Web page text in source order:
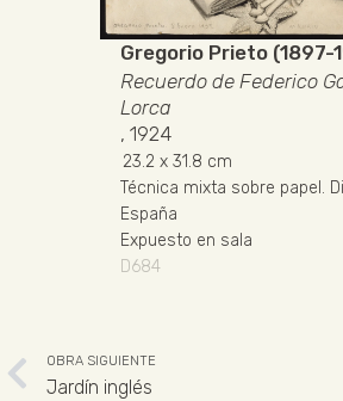
Gregorio Prieto (1897-
Recuerdo de Federico
Lorca
, 1924
23.2 x 31.8 cm
Técnica mixta sobre papel .
España
Expuesto en sala
D684
OBRA SIGUIENTE
Jardín inglés